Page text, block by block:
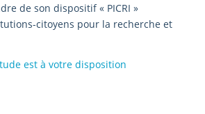
de son dispositif « PICRI »
citoyens pour la recherche et
est à votre disposition